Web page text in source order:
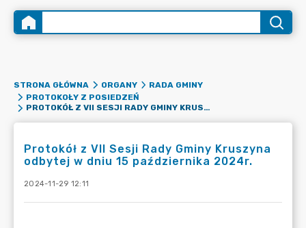
STRONA GŁÓWNA ORGANY
RADA GMINY
PROTOKOŁY Z POSIEDZEŃ
PROTOKÓŁ Z VII SESJI RADY GMINY KRUSZYNA ODBYTEJ W DNIU 15 PAŹDZIERNIKA 2024R.
Protokół z VII Sesji Rady Gminy Kruszyna
odbytej w dniu 15 października 2024r.
2024-11-29 12:11